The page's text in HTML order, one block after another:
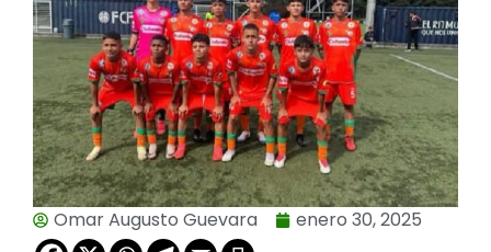
Omar Augusto Guevara enero 30, 2025